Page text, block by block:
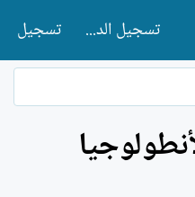
تسجيل الدخول تسجيل